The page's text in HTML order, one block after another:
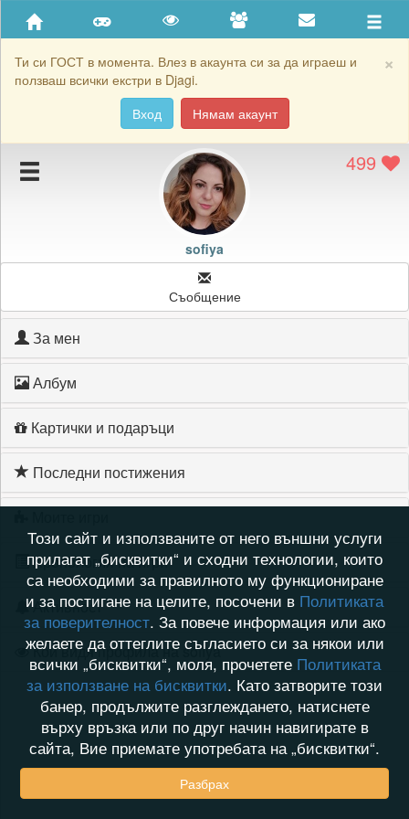
×
Ти си ГОСТ в момента. Влез в акаунта си за да играеш и
ползваш всички екстри в Djagi.
Вход
Нямам акаунт
Приятели
Хронология на игри
Подаръците на sofiya 499
sofiya
Съобщение
За мен
Албум
Картички и подаръци
Последни постижения
Хронология на игри
Активност
Кой видя профила на sofiya
Този сайт и използваните от него външни услуги
прилагат „бисквитки“ и сходни технологии, които
са необходими за правилното му функциониране
и за постигане на целите, посочени в Политиката
за поверителност. За повече информация или ако
желаете да оттеглите съгласието си за някои или
всички „бисквитки“, моля, прочетете Политиката
за използване на бисквитки. Като затворите този
банер, продължите разглеждането, натиснете
върху връзка или по друг начин навигирате в
сайта, Вие приемате употребата на „бисквитки“.
Разбрах